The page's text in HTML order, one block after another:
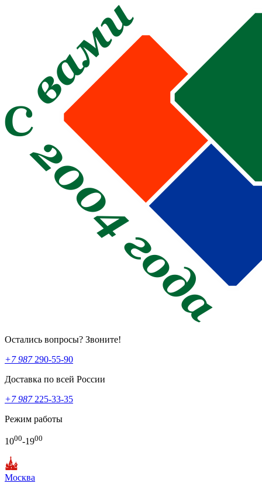
Остались вопросы? Звоните!
+7 987290-55-90
Доставка по всей России
+7 987225-33-35
Режим работы
1000-1900
Москва